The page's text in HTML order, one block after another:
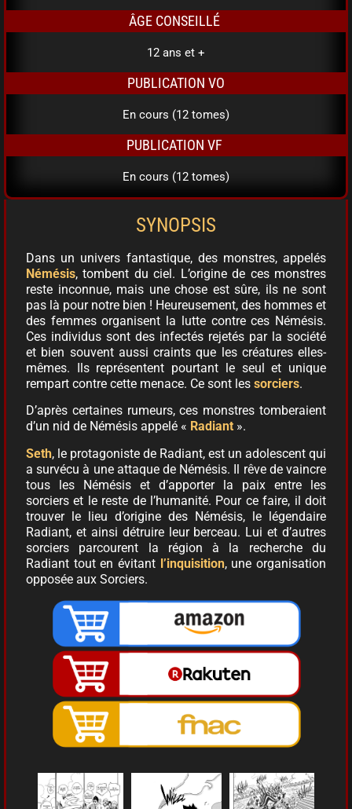
ÂGE CONSEILLÉ
12 ans et +
PUBLICATION VO
En cours (12 tomes)
PUBLICATION VF
En cours (12 tomes)
SYNOPSIS
Dans un univers fantastique, des monstres, appelés
Némésis, tombent du ciel. L’origine de ces monstres
reste inconnue, mais une chose est sûre, ils ne sont
pas là pour notre bien ! Heureusement, des hommes et
des femmes organisent la lutte contre ces Némésis.
Ces individus sont des infectés rejetés par la société
et bien souvent aussi craints que les créatures elles-
mêmes. Ils représentent pourtant le seul et unique
rempart contre cette menace. Ce sont les sorciers.
D’après certaines rumeurs, ces monstres tomberaient
d’un nid de Némésis appelé « Radiant ».
Seth, le protagoniste de Radiant, est un adolescent qui
a survécu à une attaque de Némésis. Il rêve de vaincre
tous les Némésis et d’apporter la paix entre les
sorciers et le reste de l’humanité. Pour ce faire, il doit
trouver le lieu d’origine des Némésis, le légendaire
Radiant, et ainsi détruire leur berceau. Lui et d’autres
sorciers parcourent la région à la recherche du
Radiant tout en évitant l’inquisition, une organisation
opposée aux Sorciers.